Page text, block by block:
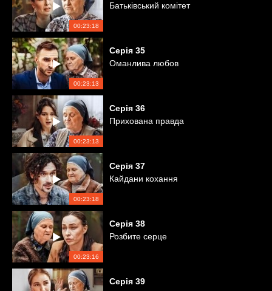
00:23:18
Батьківський комітет
00:23:13
Серія 35
Оманлива любов
00:23:13
Серія 36
Прихована правда
00:23:18
Серія 37
Кайдани кохання
00:23:16
Серія 38
Розбите серце
Серія 39